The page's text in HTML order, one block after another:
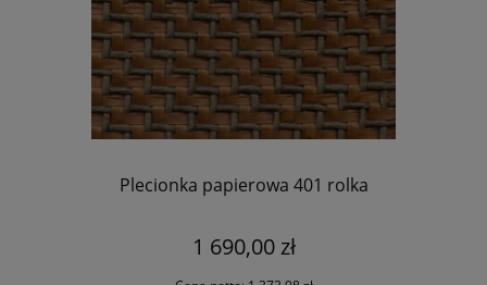
Plecionka papierowa 401 rolka
1 690,00 zł